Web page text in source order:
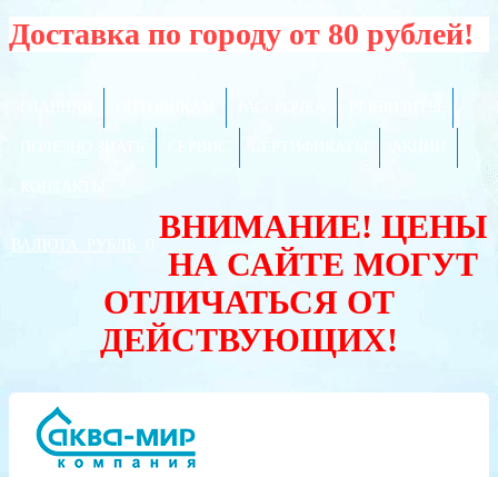
Доставка по городу от 80 рублей!
ВАЛЮТА:
ВНИМАНИЕ! ЦЕНЫ
НА САЙТЕ МОГУТ
ОТЛИЧАТЬСЯ ОТ
ДЕЙСТВУЮЩИХ!